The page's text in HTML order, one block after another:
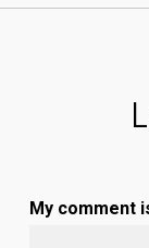
My comment